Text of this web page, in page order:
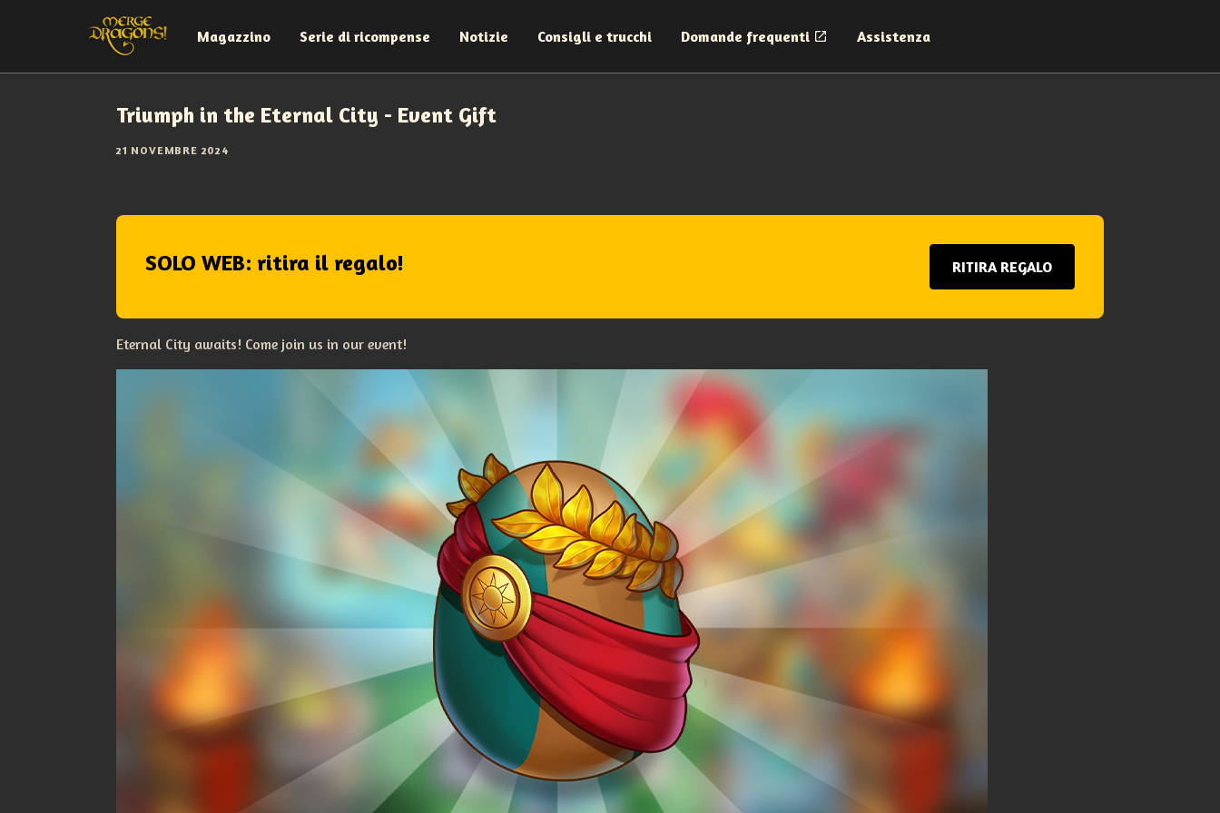
Magazzino Serie di ricompense Notizie Consigli e trucchi Domande frequenti Assistenza
Triumph in the Eternal City - Event Gift
21 NOVEMBRE 2024
SOLO WEB: ritira il regalo! RITIRA REGALO
Eternal City awaits! Come join us in our event!